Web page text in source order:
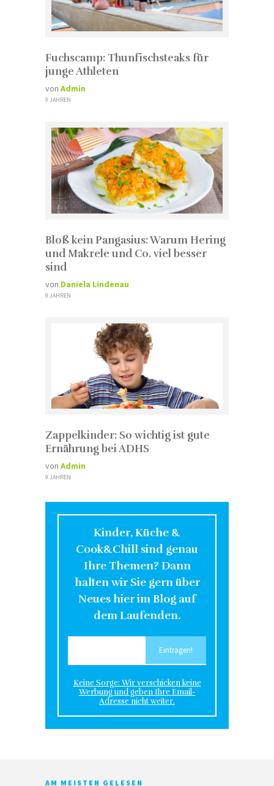
Fuchscamp: Thunfischsteaks für
junge Athleten
von Admin
9 JAHREN
Bloß kein Pangasius: Warum Hering
und Makrele und Co. viel besser
sind
von Daniela Lindenau
9 JAHREN
Zappelkinder: So wichtig ist gute
Ernährung bei ADHS
von Admin
9 JAHREN
Kinder, Küche &
Cook&Chill sind genau
Ihre Themen? Dann
halten wir Sie gern über
Neues hier im Blog auf
dem Laufenden.
Keine Sorge: Wir verschicken keine
Werbung und geben Ihre Email-
Adresse nicht weiter.
AM MEISTEN GELESEN